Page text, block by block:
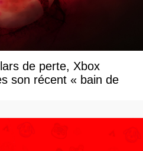
de perte, Xbox
son récent « bain de